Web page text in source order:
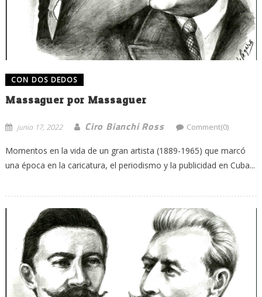
CON DOS DEDOS
Massaguer por Massaguer
junio 17, 2022 Ciro Bianchi Ross Comment(0)
Momentos en la vida de un gran artista (1889-1965) que marcó
una época en la caricatura, el periodismo y la publicidad en Cuba...